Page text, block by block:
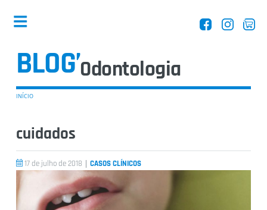
BLOG’Odontologia
Dentistas
INÍCIO
cuidados
17 de julho de 2018 |CASOS CLÍNICOS